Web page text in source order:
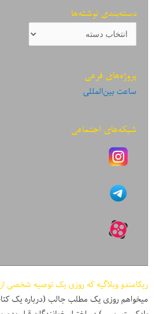
دسته‌بندی نوشته‌ها
دسته‌بندی
نوشته‌ها
پروژه‌های فرعی
ساعت بین‌المللی
شبکه‌های اجتماعی
ریکامندو وبلاگیه که روزی یک توصیه شخصی
میخواهم روزی یک مطلب جالب (درباره یک